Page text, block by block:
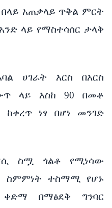
በላይ አጠቃላይ ጥቅል ምርት
ላይ የማስተሳሰር ታላቅ
ሀገራት እርስ በእርስ
ላይ እስከ 90 በመቶ
ነፃ በሆነ መንገድ
ስሟ ጎልቶ የሚነሳው
ስምምነት ተስማሚ የሆኑ
በማፅደቅ ግንባር